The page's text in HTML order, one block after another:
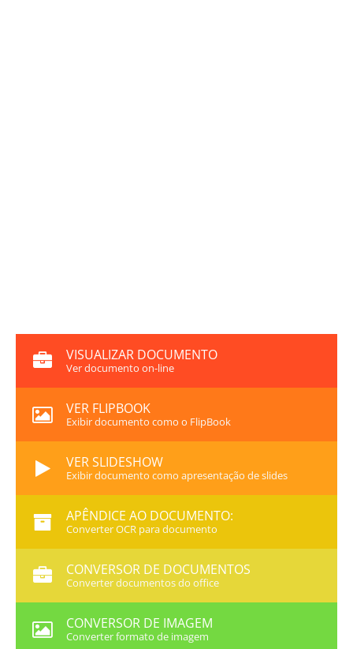
VISUALIZAR DOCUMENTO
Ver documento on-line
VER FLIPBOOK
Exibir documento como o FlipBook
VER SLIDESHOW
Exibir documento como apresentação de slides
APÊNDICE AO DOCUMENTO:
Converter OCR para documento
CONVERSOR DE DOCUMENTOS
Converter documentos do office
CONVERSOR DE IMAGEM
Converter formato de imagem